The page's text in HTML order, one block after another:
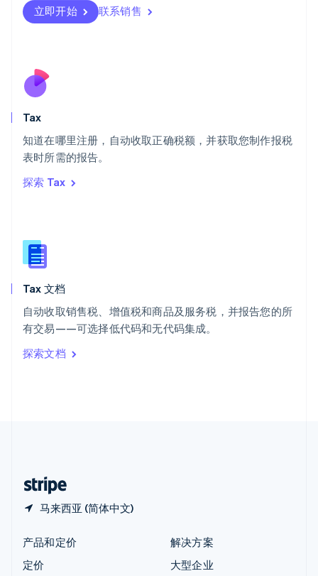
立即开始 联系销售
Tax
知道在哪里注册，自动收取正确税额，并获取您制作报税
表时所需的报告。
探索 Tax
Tax 文档
自动收取销售税、增值税和商品及服务税，并报告您的所
有交易——可选择低代码和无代码集成。
探索文档
马来西亚 (简体中文)
Svenska English
瑞士
English
斯洛伐克
泰国
ไทยEnglish
English
English
新西兰
匈牙利
意大利
ItalianoEnglish
印度
English
产品和定价
定价
解决方案
大型企业